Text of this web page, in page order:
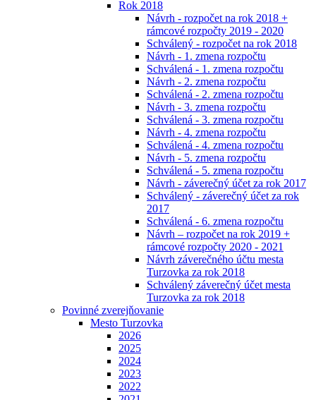
Rok 2018
Návrh - rozpočet na rok 2018 +
rámcové rozpočty 2019 - 2020
Schválený - rozpočet na rok 2018
Návrh - 1. zmena rozpočtu
Schválená - 1. zmena rozpočtu
Návrh - 2. zmena rozpočtu
Schválená - 2. zmena rozpočtu
Návrh - 3. zmena rozpočtu
Schválená - 3. zmena rozpočtu
Návrh - 4. zmena rozpočtu
Schválená - 4. zmena rozpočtu
Návrh - 5. zmena rozpočtu
Schválená - 5. zmena rozpočtu
Návrh - záverečný účet za rok 2017
Schválený - záverečný účet za rok
2017
Schválená - 6. zmena rozpočtu
Návrh – rozpočet na rok 2019 +
rámcové rozpočty 2020 - 2021
Návrh záverečného účtu mesta
Turzovka za rok 2018
Schválený záverečný účet mesta
Turzovka za rok 2018
Povinné zverejňovanie
Mesto Turzovka
2026
2025
2024
2023
2022